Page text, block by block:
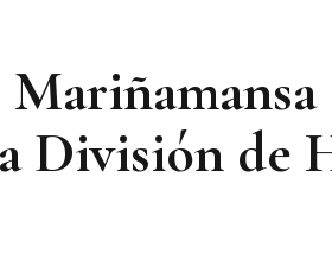
División de